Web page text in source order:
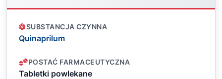
SUBSTANCJA CZYNNA
Quinaprilum
POSTAĆ FARMACEUTYCZNA
Tabletki powlekane